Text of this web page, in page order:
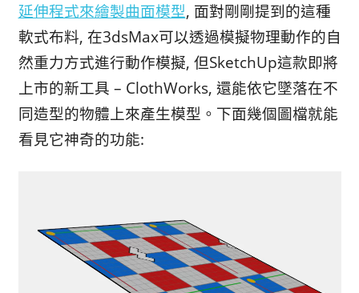
延伸程式來繪製曲面模型, 面對剛剛提到的這種
軟式布料, 在3dsMax可以透過模擬物理動作的自
然重力方式進行動作模擬, 但SketchUp這款即將
上市的新工具 – ClothWorks, 還能依它墜落在不
同造型的物體上來產生模型。下面幾個圖檔就能
看見它神奇的功能: